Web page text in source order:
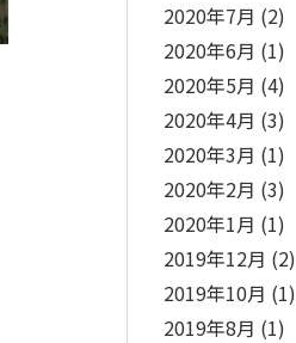
2020年7月 (2)
2020年6月 (1)
2020年5月 (4)
2020年4月 (3)
2020年3月 (1)
2020年2月 (3)
2020年1月 (1)
2019年12月 (2)
2019年10月 (1)
2019年8月 (1)